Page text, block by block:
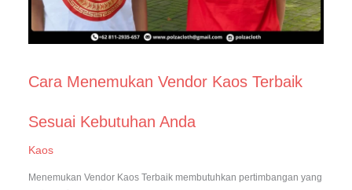
Cara Menemukan Vendor Kaos Terbaik
Sesuai Kebutuhan Anda
Kaos
Menemukan Vendor Kaos Terbaik membutuhkan pertimbangan yang